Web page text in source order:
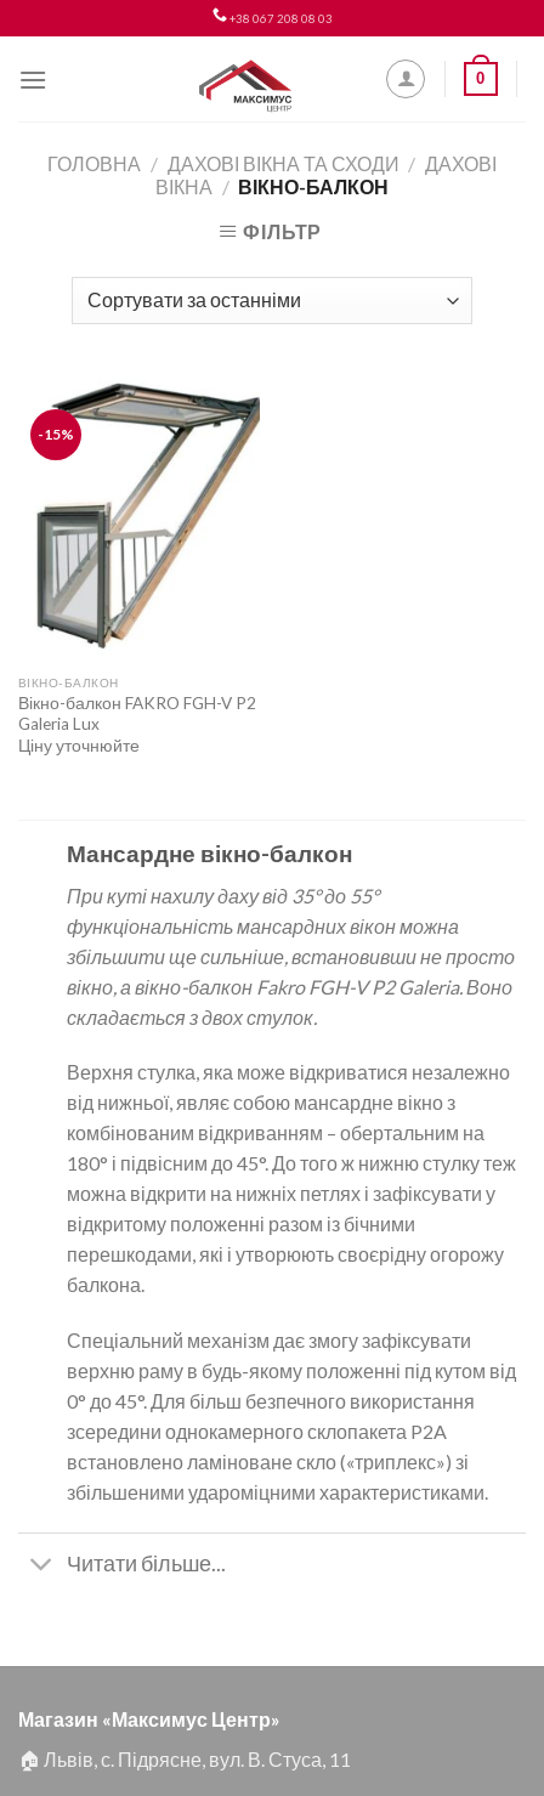
to
content
+38 067 208 08 03
0
ГОЛОВНА / ДАХОВІ ВІКНА ТА СХОДИ / ДАХОВІ
ВІКНА / ВІКНО-БАЛКОН
ФІЛЬТР
-15%
ВІКНО-БАЛКОН
Вікно-балкон FAKRO FGH-V P2
Galeria Lux
Ціну уточнюйте
Мансардне вікно-балкон
При куті нахилу даху від 35° до 55°
функціональність мансардних вікон можна
збільшити ще сильніше, встановивши не просто
вікно, а вікно-балкон Fakro FGH-V P2 Galeria. Воно
складається з двох стулок.
Верхня стулка, яка може відкриватися незалежно
від нижньої, являє собою мансардне вікно з
комбінованим відкриванням – обертальним на
180° і підвісним до 45°. До того ж нижню стулку теж
можна відкрити на нижніх петлях і зафіксувати у
відкритому положенні разом із бічними
перешкодами, які і утворюють своєрідну огорожу
балкона.
Спеціальний механізм дає змогу зафіксувати
верхню раму в будь-якому положенні під кутом від
0° до 45°. Для більш безпечного використання
зсередини однокамерного склопакета P2A
встановлено ламіноване скло («триплекс») зі
збільшеними удароміцними характеристиками.
Читати більше...
Магазин «Максимус Центр»
🏠 Львів, с. Підрясне, вул. В. Стуса, 11